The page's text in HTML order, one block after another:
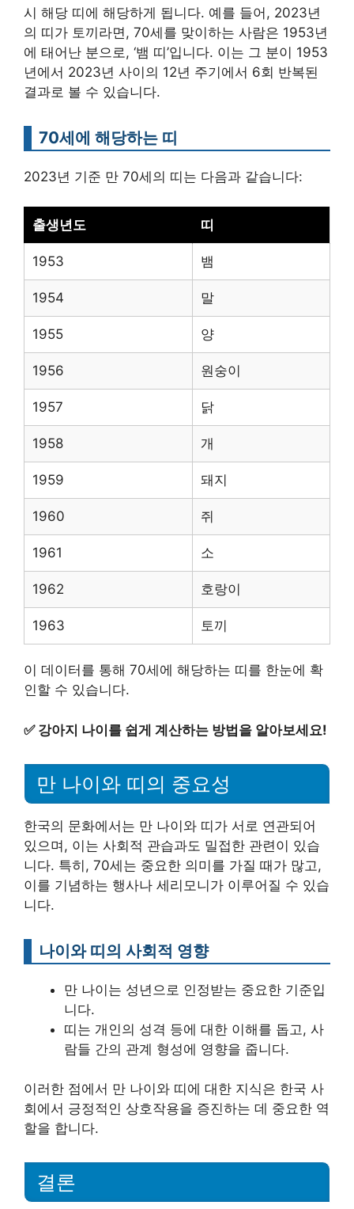
시 해당 띠에 해당하게 됩니다. 예를 들어, 2023년
의 띠가 토끼라면, 70세를 맞이하는 사람은 1953년
에 태어난 분으로, ‘뱀 띠’입니다. 이는 그 분이 1953
년에서 2023년 사이의 12년 주기에서 6회 반복된
결과로 볼 수 있습니다.
70세에 해당하는 띠
2023년 기준 만 70세의 띠는 다음과 같습니다:
출생년도 띠
1953 뱀
1954 말
1955 양
1956 원숭이
1957 닭
1958 개
1959 돼지
1960 쥐
1961 소
1962 호랑이
1963 토끼
이 데이터를 통해 70세에 해당하는 띠를 한눈에 확
인할 수 있습니다.
✅ 강아지 나이를 쉽게 계산하는 방법을 알아보세요!
만 나이와 띠의 중요성
한국의 문화에서는 만 나이와 띠가 서로 연관되어
있으며, 이는 사회적 관습과도 밀접한 관련이 있습
니다. 특히, 70세는 중요한 의미를 가질 때가 많고,
이를 기념하는 행사나 세리모니가 이루어질 수 있습
니다.
나이와 띠의 사회적 영향
만 나이는 성년으로 인정받는 중요한 기준입
니다.
띠는 개인의 성격 등에 대한 이해를 돕고, 사
람들 간의 관계 형성에 영향을 줍니다.
이러한 점에서 만 나이와 띠에 대한 지식은 한국 사
회에서 긍정적인 상호작용을 증진하는 데 중요한 역
할을 합니다.
결론